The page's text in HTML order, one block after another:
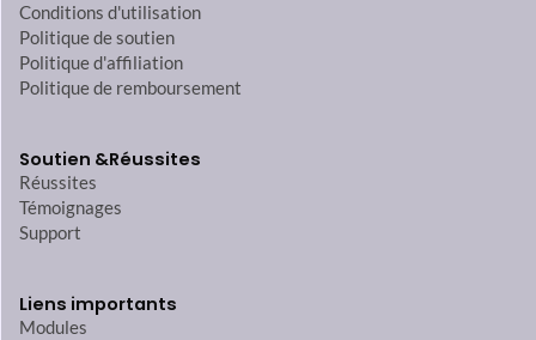
Conditions d'utilisation
Politique de soutien
Politique d'affiliation
Politique de remboursement
Soutien &Réussites
Réussites
Témoignages
Support
Liens importants
Modules